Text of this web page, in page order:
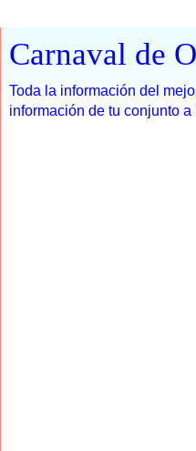
Carnaval de
Toda la información del
información de tu conjunto